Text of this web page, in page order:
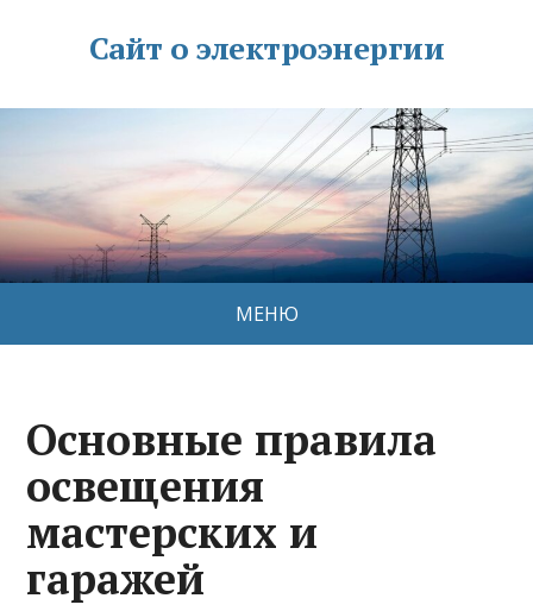
Сайт о электроэнергии
МЕНЮ
Основные правила
освещения
мастерских и
гаражей